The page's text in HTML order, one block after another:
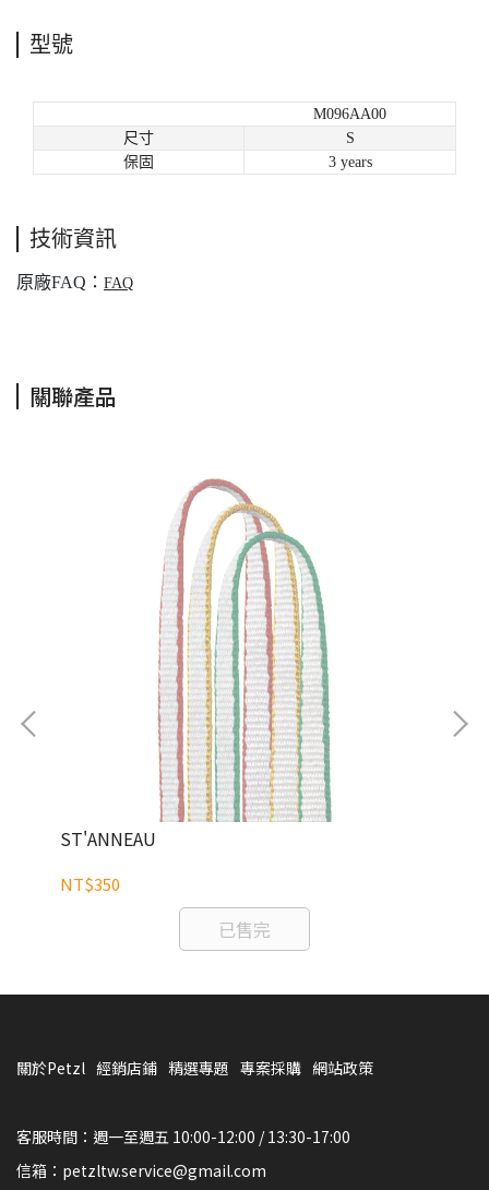
型號
M096AA00
尺寸
S
保固
3 years
技術資訊
原廠FAQ： FAQ
關聯產品
ST'ANNEAU
NT$350
已售完
關於Petzl 經銷店鋪 精選專題 專案採購 網站政策
客服時間：週一至週五 10:00-12:00 / 13:30-17:00
信箱：petzltw.service@gmail.com